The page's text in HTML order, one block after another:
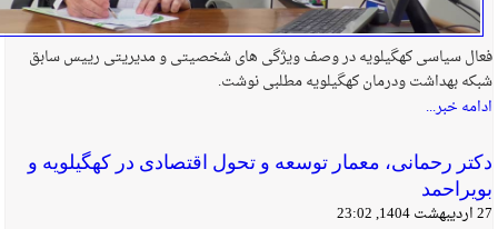
فعال سیاسی کهگیلویه در وصف ویژگی های شخصیتی و مدیریتی رییس سابق
شبکه بهداشت ودرمان کهگیلویه مطلبی نوشت.
ادامه خبر...
دکتر رحمانی، معمار توسعه و تحول اقتصادی در کهگیلویه و
بویراحمد
27 اردیبهشت 1404, 23:02